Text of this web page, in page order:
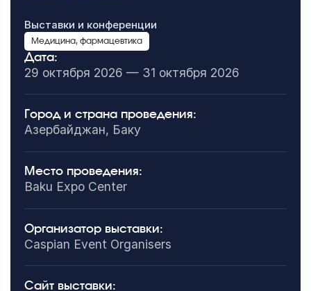
Выставки и конференции
Медицина, фармацевтика
Дата:
29 октября 2026 — 31 октября 2026
Город и страна проведения:
Азербайджан, Баку
Место проведения:
Baku Expo Center
Организатор выставки:
Caspian Event Organisers
Сайт выставки: